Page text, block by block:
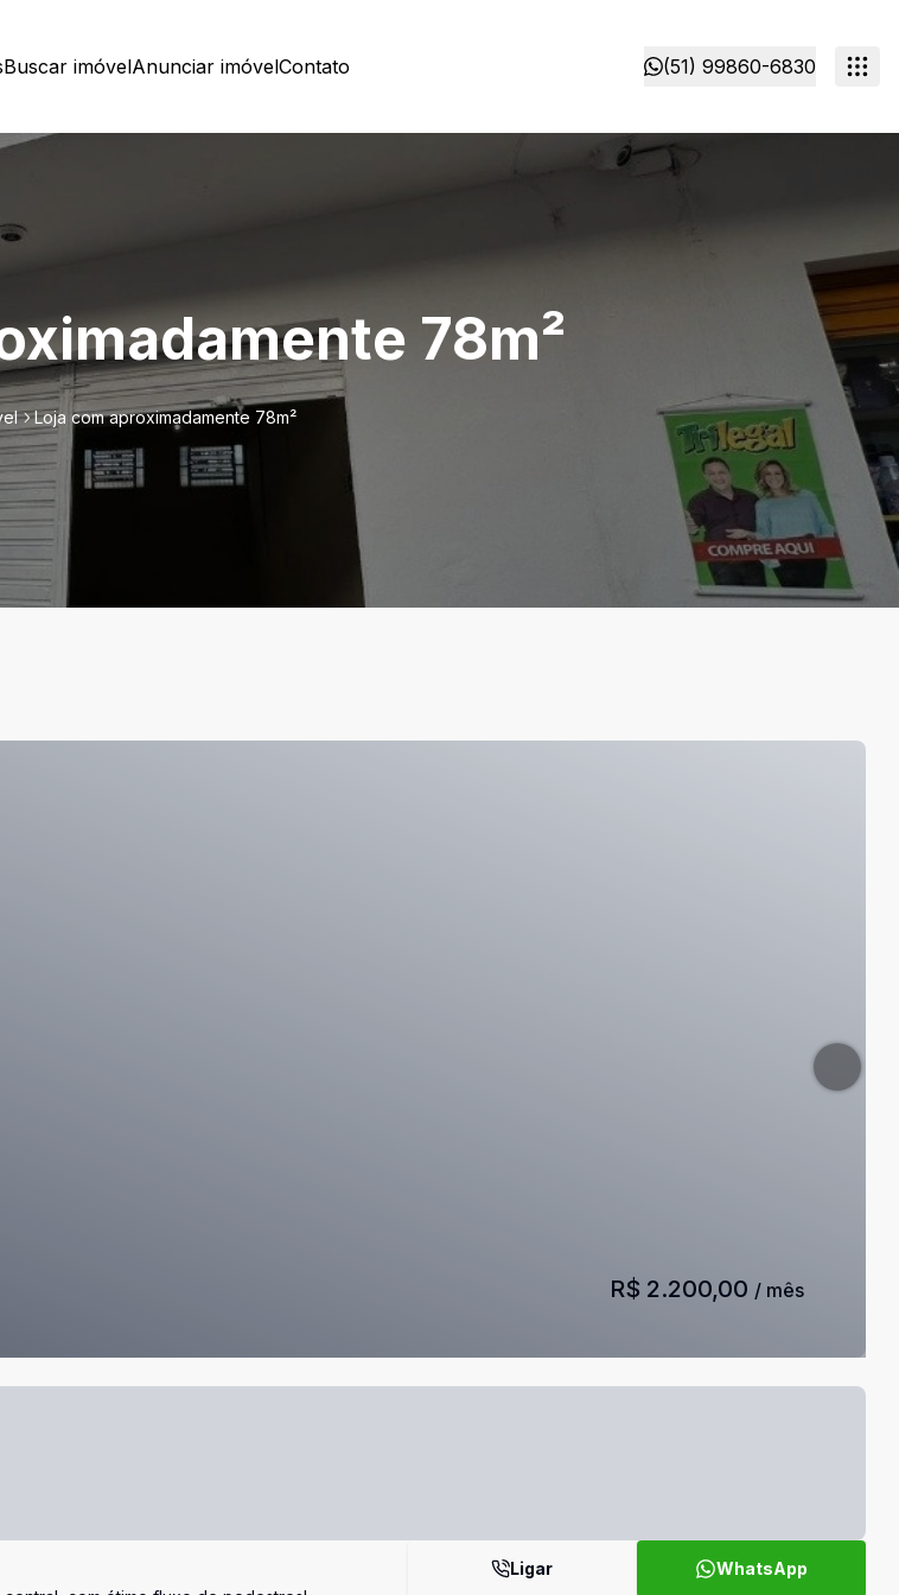
Buscar imóvelAnunciar imóvelContato (51) 99860-6830
78m²
Loja com aproximadamente 78m²
R$ 2.200,00 / mês
Ligar WhatsApp